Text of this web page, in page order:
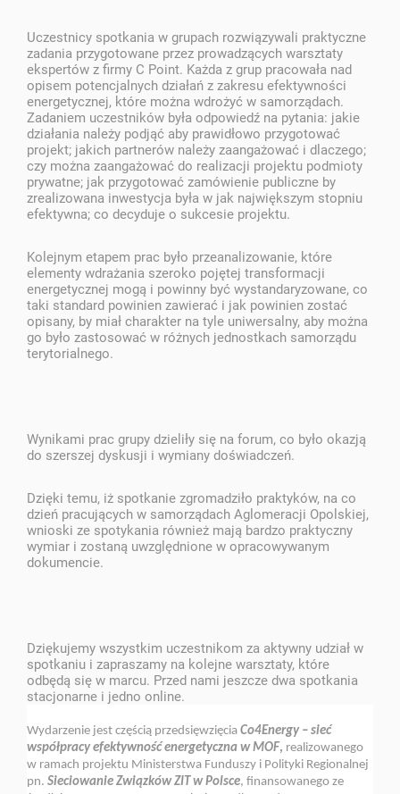
Uczestnicy spotkania w grupach rozwiązywali praktyczne
zadania przygotowane przez prowadzących warsztaty
ekspertów z firmy C Point. Każda z grup pracowała nad
opisem potencjalnych działań z zakresu efektywności
energetycznej, które można wdrożyć w samorządach.
Zadaniem uczestników była odpowiedź na pytania: jakie
działania należy podjąć aby prawidłowo przygotować
projekt; jakich partnerów należy zaangażować i dlaczego;
czy można zaangażować do realizacji projektu podmioty
prywatne; jak przygotować zamówienie publiczne by
zrealizowana inwestycja była w jak największym stopniu
efektywna; co decyduje o sukcesie projektu.
Kolejnym etapem prac było przeanalizowanie, które
elementy wdrażania szeroko pojętej transformacji
energetycznej mogą i powinny być wystandaryzowane, co
taki standard powinien zawierać i jak powinien zostać
opisany, by miał charakter na tyle uniwersalny, aby można
go było zastosować w różnych jednostkach samorządu
terytorialnego.
Wynikami prac grupy dzieliły się na forum, co było okazją
do szerszej dyskusji i wymiany doświadczeń.
Dzięki temu, iż spotkanie zgromadziło praktyków, na co
dzień pracujących w samorządach Aglomeracji Opolskiej,
wnioski ze spotykania również mają bardzo praktyczny
wymiar i zostaną uwzględnione w opracowywanym
dokumencie.
Dziękujemy wszystkim uczestnikom za aktywny udział w
spotkaniu i zapraszamy na kolejne warsztaty, które
odbędą się w marcu. Przed nami jeszcze dwa spotkania
stacjonarne i jedno online.
Wydarzenie jest częścią przedsięwzięciaCo4Energy – sieć
współpracy efektywność energetyczna w MOF, realizowanego
w ramach projektu Ministerstwa Funduszy i Polityki Regionalnej
pn.Sieciowanie Związków ZIT w Polsce, finansowanego ze